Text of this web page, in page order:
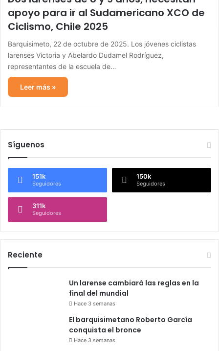
apoyo para ir al Sudamericano XCO de
Ciclismo, Chile 2025
Barquisimeto, 22 de octubre de 2025. Los jóvenes ciclistas
larenses Victoria y Abelardo Dudamel Rodríguez,
representantes de la escuela de…
Leer más »
Síguenos
151k
Seguidores
150k
Seguidores
311k
Seguidores
Reciente
Un larense cambiará las reglas en la
final del mundial
Hace 3 semanas
El barquisimetano Roberto García
conquista el bronce
Hace 3 semanas